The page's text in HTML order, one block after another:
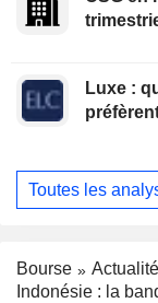
Luxe :
Toutes les
Bourse
Indonésie : la